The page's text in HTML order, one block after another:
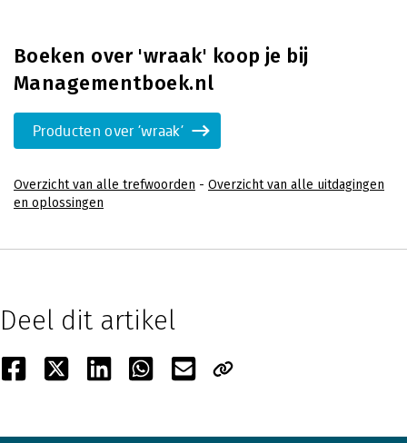
Boeken over 'wraak' koop je bij
Managementboek.nl
Producten over 'wraak'
Overzicht van alle trefwoorden - Overzicht van alle uitdagingen
en oplossingen
Deel dit artikel